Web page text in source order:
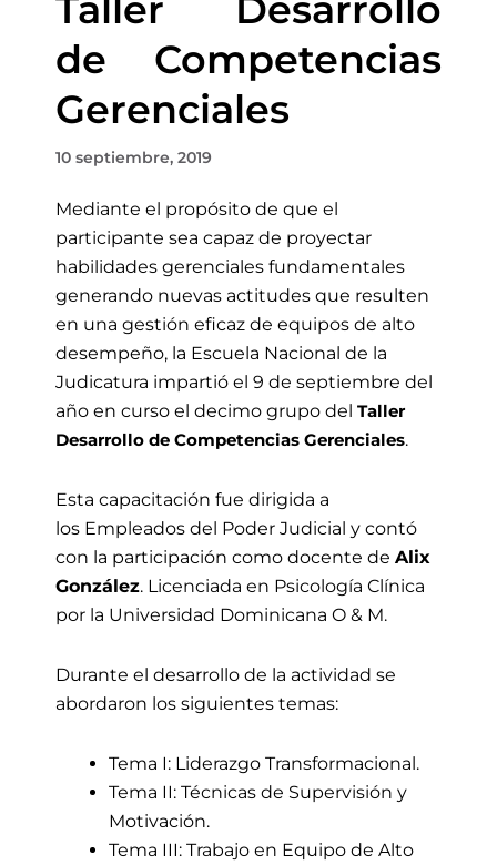
Taller Desarrollo
de Competencias
Gerenciales
10 septiembre, 2019
Mediante el propósito de que el
participante sea capaz de proyectar
habilidades gerenciales fundamentales
generando nuevas actitudes que resulten
en una gestión eficaz de equipos de alto
desempeño, la Escuela Nacional de la
Judicatura impartió el 9 de septiembre del
año en curso el decimo grupo del Taller
Desarrollo de Competencias Gerenciales.
Esta capacitación fue dirigida a
los Empleados del Poder Judicial y contó
con la participación como docente de Alix
González. Licenciada en Psicología Clínica
por la Universidad Dominicana O & M.
Durante el desarrollo de la actividad se
abordaron los siguientes temas:
Tema I: Liderazgo Transformacional.
Tema II: Técnicas de Supervisión y
Motivación.
Tema III: Trabajo en Equipo de Alto